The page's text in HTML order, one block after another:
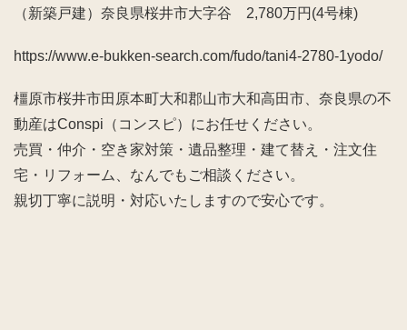
（新築戸建）奈良県桜井市大字谷 2,780万円(4号棟)
https://www.e-bukken-search.com/fudo/tani4-2780-1yodo/
橿原市桜井市田原本町大和郡山市大和高田市、奈良県の不
動産はConspi（コンスピ）にお任せください。
売買・仲介・空き家対策・遺品整理・建て替え・注文住
宅・リフォーム、なんでもご相談ください。
親切丁寧に説明・対応いたしますので安心です。